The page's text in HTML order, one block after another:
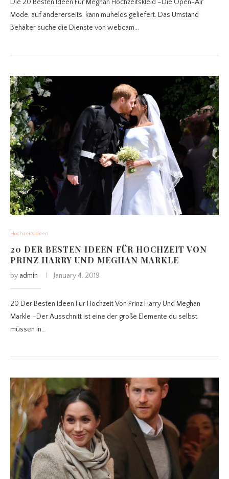
Die 20 Besten Ideen Für Meghan Hochzeitskleid –Die Open-Air
Mode, auf andererseits, kann mühelos geliefert. Das Umstand
Behälter suche die Dienste von webcam…
Hochzeitsideen
20 DER BESTEN IDEEN FÜR HOCHZEIT VON
PRINZ HARRY UND MEGHAN MARKLE
by admin January 4, 2019
20 Der Besten Ideen Für Hochzeit Von Prinz Harry Und Meghan
Markle –Der Ausschnitt ist eine der große Elemente du selbst
müssen in…